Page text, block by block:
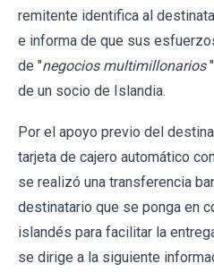
remitente identifica al
e informa de que sus
de "negocios multimillonarios
de un socio de Islandia.
Por el apoyo previo del
tarjeta de cajero automático
se realizó una transferencia
destinatario que se ponga en
islandés para facilitar la
se dirige a la siguiente